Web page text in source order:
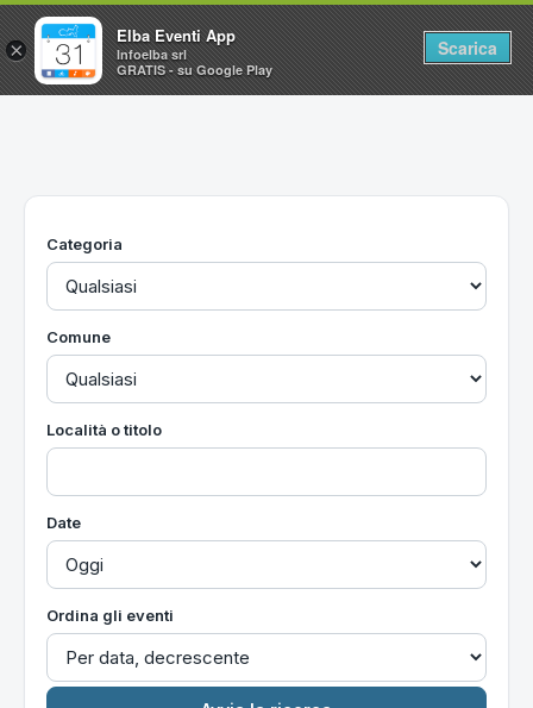
Home
Utilità
Categoria
Comune
Località o titolo
Date
Ordina gli eventi
×
Elba Eventi App
Infoelba srl
GRATIS - su Google Play
Scarica